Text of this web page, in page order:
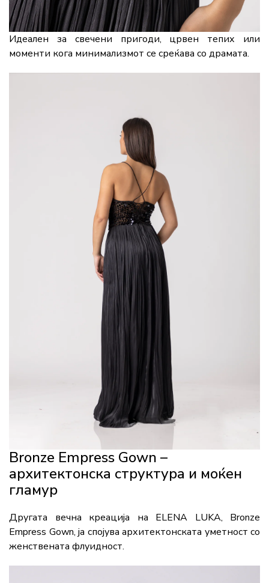
Идеален за свечени пригоди, црвен тепих или
моменти кога минимализмот се среќава со драмата.
Bronze Empress Gown –
архитектонска структура и моќен
гламур
Другата вечна креација на ELENA LUKA, Bronze
Empress Gown, ја спојува архитектонската уметност со
женствената флуидност.